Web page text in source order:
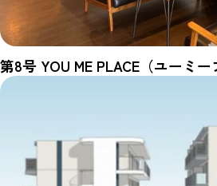
第8号 YOU ME PLACE（ユーミー